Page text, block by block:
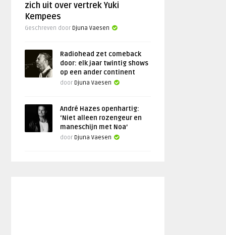
zich uit over vertrek Yuki
Kempees
Geschreven door Djuna Vaesen
Radiohead zet comeback
door: elk jaar twintig shows
op een ander continent
door Djuna Vaesen
André Hazes openhartig:
‘Niet alleen rozengeur en
maneschijn met Noa’
door Djuna Vaesen